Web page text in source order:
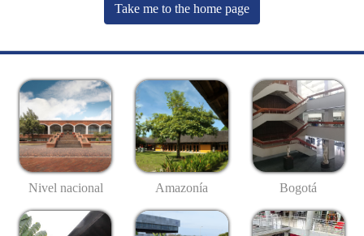
Take me to the home page
Nivel nacional Amazonía Bogotá